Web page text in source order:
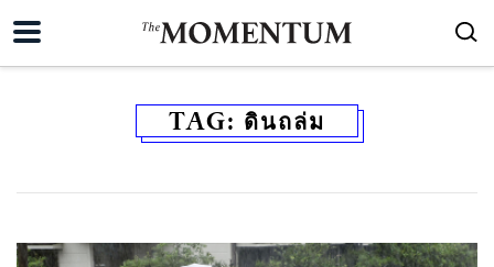
TAG: ดินถล่ม